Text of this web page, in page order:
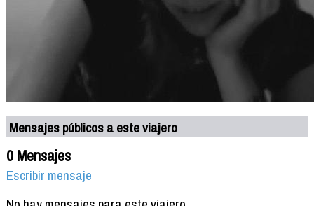
Mensajes públicos a este viajero
0 Mensajes
Escribir mensaje